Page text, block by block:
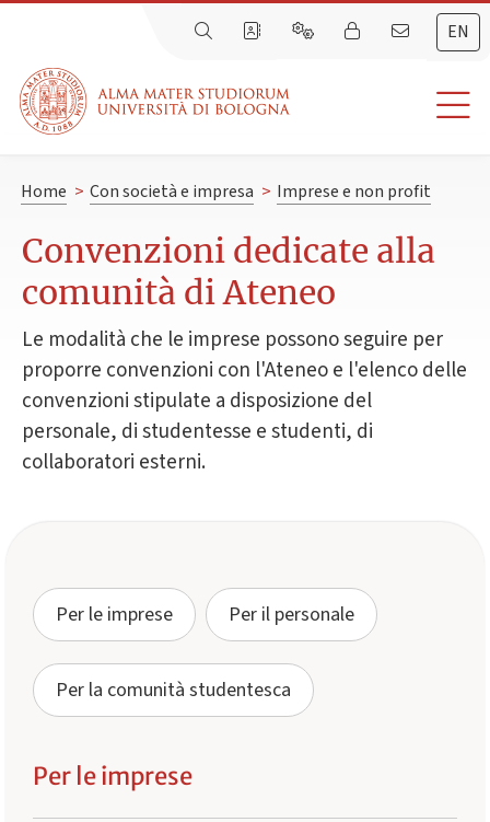
EN
Home > Con società e impresa > Imprese e non profit
Convenzioni dedicate alla
comunità di Ateneo
Le modalità che le imprese possono seguire per
proporre convenzioni con l'Ateneo e l'elenco delle
convenzioni stipulate a disposizione del
personale, di studentesse e studenti, di
collaboratori esterni.
Per le imprese Per il personale
Per la comunità studentesca
Per le imprese